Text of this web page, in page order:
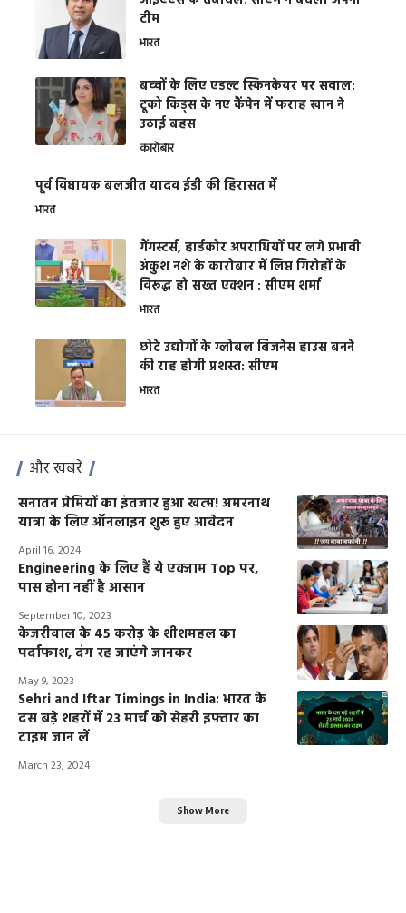
टीम
भारत
बच्चों के लिए एडल्ट स्किनकेयर पर सवाल:
टूको किड्स के नए कैंपेन में फराह खान ने
उठाई बहस
कारोबार
पूर्व विधायक बलजीत यादव ईडी की हिरासत में
भारत
गैंगस्टर्स, हार्डकोर अपराधियों पर लगे प्रभावी
अंकुश नशे के कारोबार में लिप्त गिरोहों के
विरूद्ध हो सख्त एक्शन : सीएम शर्मा
भारत
छोटे उद्योगों के ग्लोबल बिजनेस हाउस बनने
की राह होगी प्रशस्त: सीएम
भारत
और खबरें
सनातन प्रेमियों का इंतजार हुआ खत्म! अमरनाथ
यात्रा के लिए ऑनलाइन शुरू हुए आवेदन
April 16, 2024
Engineering के लिए हैं ये एक्जाम Top पर,
पास होना नहीं है आसान
September 10, 2023
केजरीवाल के 45 करोड़ के शीशमहल का
पर्दाफाश, दंग रह जाएंगे जानकर
May 9, 2023
Sehri and Iftar Timings in India: भारत के
दस बड़े शहरों में 23 मार्च को सेहरी इफ्तार का
टाइम जान लें
March 23, 2024
Show More